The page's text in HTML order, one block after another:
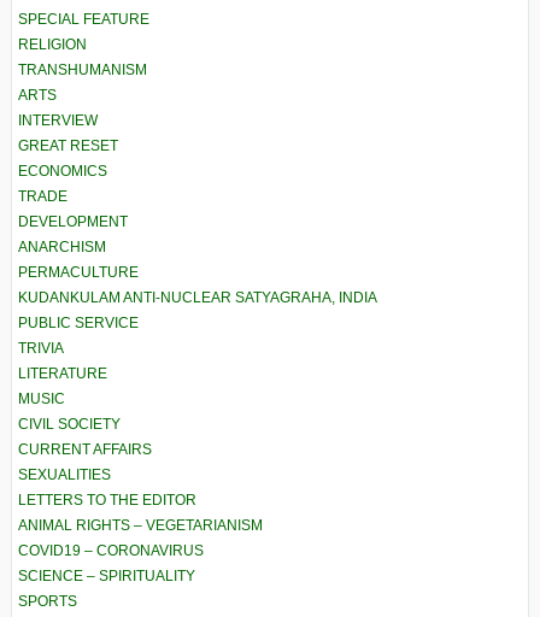
SPECIAL FEATURE
RELIGION
TRANSHUMANISM
ARTS
INTERVIEW
GREAT RESET
ECONOMICS
TRADE
DEVELOPMENT
ANARCHISM
PERMACULTURE
KUDANKULAM ANTI-NUCLEAR SATYAGRAHA, INDIA
PUBLIC SERVICE
TRIVIA
LITERATURE
MUSIC
CIVIL SOCIETY
CURRENT AFFAIRS
SEXUALITIES
LETTERS TO THE EDITOR
ANIMAL RIGHTS – VEGETARIANISM
COVID19 – CORONAVIRUS
SCIENCE – SPIRITUALITY
SPORTS